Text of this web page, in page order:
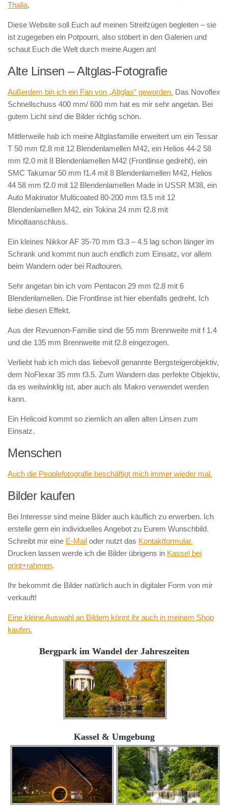
Thalia.
Diese Website soll Euch auf meinen Streifzügen begleiten – sie
ist zugegeben ein Potpourri, also stöbert in den Galerien und
schaut Euch die Welt durch meine Augen an!
Alte Linsen – Altglas-Fotografie
Außerdem bin ich ein Fan von „Altglas“ geworden. Das Novoflex
Schnellschuss 400 mm/ 600 mm hat es mir sehr angetan. Bei
gutem Licht sind die Bilder richtig schön.
Mittlerweile hab ich meine Altglasfamilie erweitert um ein Tessar
T 50 mm f2.8 mit 12 Blendenlamellen M42, ein Helios 44-2 58
mm f2.0 mit 8 Blendenlamellen M42 (Frontlinse gedreht), ein
SMC Takumar 50 mm f1.4 mit 8 Blendenlamellen M42, Helios
44 58 mm f2.0 mit 12 Blendenlamellen Made in USSR M38, ein
Auto Makinator Multicoated 80-200 mm f3.5 mit 12
Blendenlamellen M42, ein Tokina 24 mm f2.8 mit
Minoltaanschluss.
Ein kleines Nikkor AF 35-70 mm f3.3 – 4.5 lag schon länger im
Schrank und kommt nun auch endlich zum Einsatz, vor allem
beim Wandern oder bei Radtouren.
Sehr angetan bin ich vom Pentacon 29 mm f2.8 mit 6
Blendenlamellen. Die Frontlinse ist hier ebenfalls gedreht. Ich
liebe diesen Effekt.
Aus der Revuenon-Familie sind die 55 mm Brennweite mit f 1.4
und die 135 mm Brennweite mit f2.8 eingezogen.
Verliebt hab ich mich das liebevoll genannte Bergsteigerobjektiv,
dem NoFlexar 35 mm f3.5. Zum Wandern das perfekte Objektiv,
da es weitwinklig ist, aber auch als Makro verwendet werden
kann.
Ein Helicoid kommt so ziemlich an allen alten Linsen zum
Einsatz.
Menschen
Auch die Peoplefotografie beschäftigt mich immer wieder mal.
Bilder kaufen
Bei Interesse sind meine Bilder auch käuflich zu erwerben. Ich
erstelle gern ein individuelles Angebot zu Eurem Wunschbild.
Schreibt mir eine E-Mail oder nutzt das Kontaktformular.
Drucken lassen werde ich die Bilder übrigens in Kassel bei
print+rahmen.
Ihr bekommt die Bilder natürlich auch in digitaler Form von mir
verkauft!
Eine kleine Auswahl an Bildern könnt ihr auch in meinem Shop
kaufen.
Bergpark im Wandel der Jahreszeiten
Kassel & Umgebung